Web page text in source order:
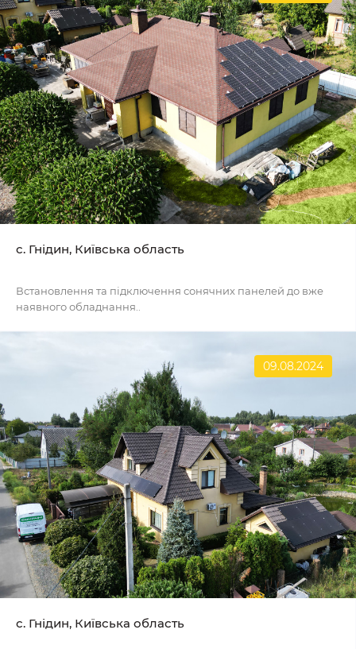
с. Гнідин, Київська область
Встановлення та підключення сонячних панелей до вже
наявного обладнання..
09.08.2024
с. Гнідин, Київська область